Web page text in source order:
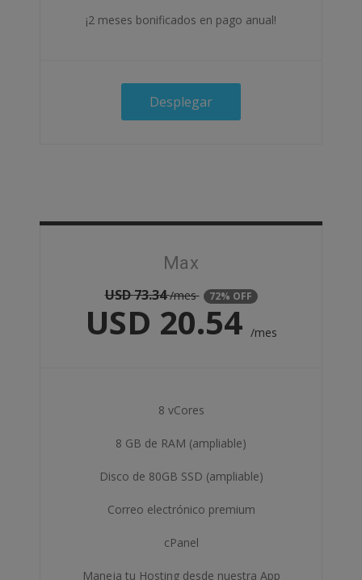
¡2 meses bonificados en pago anual!
Desplegar
Max
USD73.34 /mes 72% OFF
USD 20.54 /mes
8 vCores
8 GB de RAM (ampliable)
Disco de 80GB SSD (ampliable)
Correo electrónico premium
cPanel
Maneja tu Hosting desde nuestra App